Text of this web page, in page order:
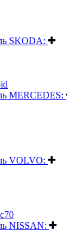
SKODA:
MERCEDES:
VOLVO:
NISSAN: